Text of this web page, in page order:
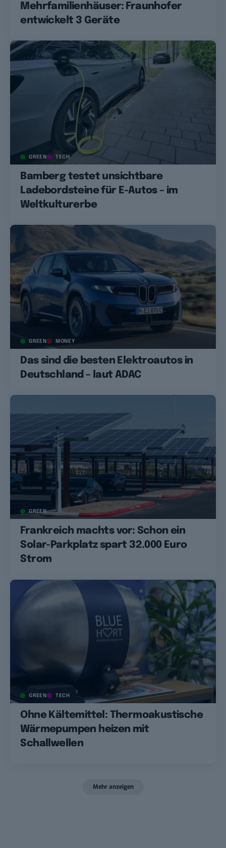
Mehrfamilienhäuser: Fraunhofer
entwickelt 3 Geräte
GREEN TECH
Bamberg testet unsichtbare
Ladebordsteine für E-Autos – im
Weltkulturerbe
GREEN MONEY
Das sind die besten Elektroautos in
Deutschland – laut ADAC
GREEN
Frankreich machts vor: Schon ein
Solar-Parkplatz spart 32.000 Euro
Strom
GREEN TECH
Ohne Kältemittel: Thermoakustische
Wärmepumpen heizen mit
Schallwellen
Mehr anzeigen